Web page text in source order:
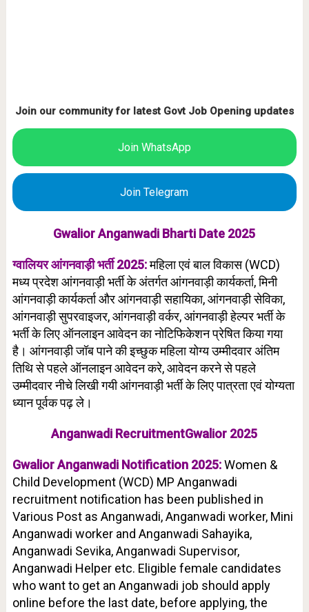
Join our community for latest Govt Job Opening updates
Join WhatsApp
Join Telegram
Gwalior Anganwadi Bharti Date 2025
ग्वालियर आंगनवाड़ी भर्ती 2025:महिला एवं बाल विकास (WCD)
मध्य प्रदेश आंगनवाड़ी भर्ती के अंतर्गत आंगनवाड़ी कार्यकर्ता, मिनी
आंगनवाड़ी कार्यकर्ता और आंगनवाड़ी सहायिका, आंगनवाड़ी सेविका,
आंगनवाड़ी सुपरवाइजर, आंगनवाड़ी वर्कर, आंगनवाड़ी हेल्पर भर्ती के
भर्ती के लिए ऑनलाइन आवेदन का नोटिफिकेशन प्रेषित किया गया
है। आंगनवाड़ी जॉब पाने की इच्छुक महिला योग्य उम्मीदवार अंतिम
तिथि से पहले ऑनलाइन आवेदन करे, आवेदन करने से पहले
उम्मीदवार नीचे लिखी गयी आंगनवाड़ी भर्ती के लिए पात्रता एवं योग्यता
ध्यान पूर्वक पढ़ ले।
Anganwadi RecruitmentGwalior 2025
Gwalior Anganwadi Notification 2025: Women &
Child Development (WCD) MP Anganwadi
recruitment notification has been published in
Various Post as Anganwadi, Anganwadi worker, Mini
Anganwadi worker and Anganwadi Sahayika,
Anganwadi Sevika, Anganwadi Supervisor,
Anganwadi Helper etc. Eligible female candidates
who want to get an Anganwadi job should apply
online before the last date, before applying, the